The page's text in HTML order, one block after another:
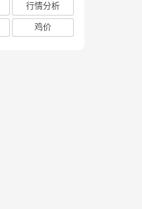
行情分析
鸡价